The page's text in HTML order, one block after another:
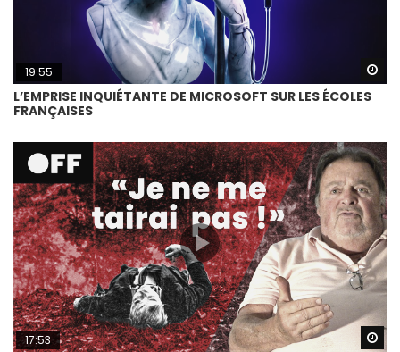
19:55
L’EMPRISE INQUIÉTANTE DE MICROSOFT SUR LES ÉCOLES
FRANÇAISES
17:53